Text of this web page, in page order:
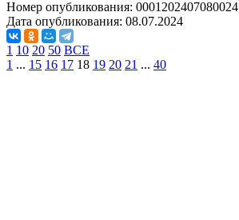
Номер опубликования: 0001202407080024
Дата опубликования: 08.07.2024
1 10 20 50 ВСЕ
1 ... 15 16 17 18 19 20 21 ... 40